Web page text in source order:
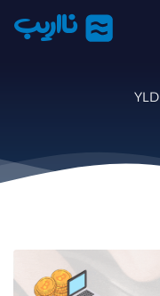
نااریب